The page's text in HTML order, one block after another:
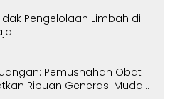
Pengelolaan Limbah di
Pemusnahan Obat
Ribuan Generasi Muda